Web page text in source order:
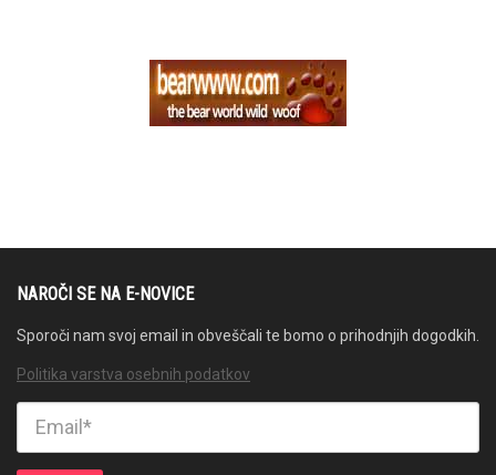
NAROČI SE NA E-NOVICE
Sporoči nam svoj email in obveščali te bomo o prihodnjih dogodkih.
Politika varstva osebnih podatkov